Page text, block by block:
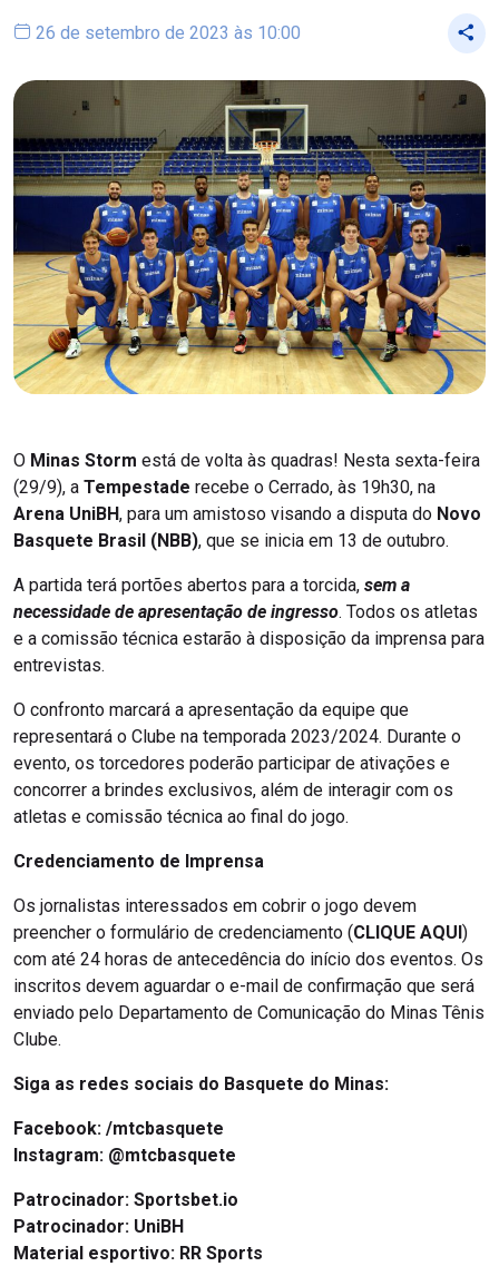
26 de setembro de 2023 às 10:00
O Minas Storm está de volta às quadras! Nesta sexta-feira
(29/9), a Tempestade recebe o Cerrado, às 19h30, na
Arena UniBH, para um amistoso visando a disputa do Novo
Basquete Brasil (NBB), que se inicia em 13 de outubro.
A partida terá portões abertos para a torcida, sem a
necessidade de apresentação de ingresso. Todos os atletas
e a comissão técnica estarão à disposição da imprensa para
entrevistas.
O confronto marcará a apresentação da equipe que
representará o Clube na temporada 2023/2024. Durante o
evento, os torcedores poderão participar de ativações e
concorrer a brindes exclusivos, além de interagir com os
atletas e comissão técnica ao final do jogo.
Credenciamento de Imprensa
Os jornalistas interessados em cobrir o jogo devem
preencher o formulário de credenciamento (CLIQUE AQUI)
com até 24 horas de antecedência do início dos eventos. Os
inscritos devem aguardar o e-mail de confirmação que será
enviado pelo Departamento de Comunicação do Minas Tênis
Clube.
Siga as redes sociais do Basquete do Minas:
Facebook: /mtcbasquete
Instagram: @mtcbasquete
Patrocinador: Sportsbet.io
Patrocinador: UniBH
Material esportivo: RR Sports